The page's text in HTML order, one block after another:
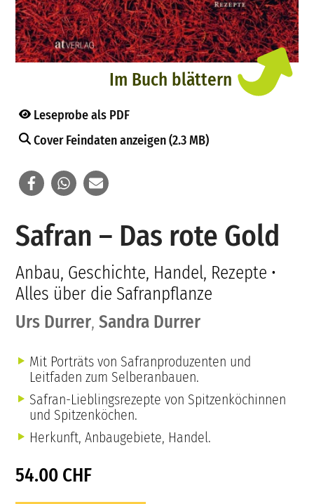
Im Buch blättern
Leseprobe als PDF
Cover Feindaten anzeigen (2.3 MB)
Safran – Das rote Gold
Anbau, Geschichte, Handel, Rezepte •
Alles über die Safranpflanze
Urs Durrer,Sandra Durrer
Mit Porträts von Safranproduzenten und
Leitfaden zum Selberanbauen.
Safran-Lieblingsrezepte von Spitzenköchinnen
und Spitzenköchen.
Herkunft, Anbaugebiete, Handel.
54.00 CHF